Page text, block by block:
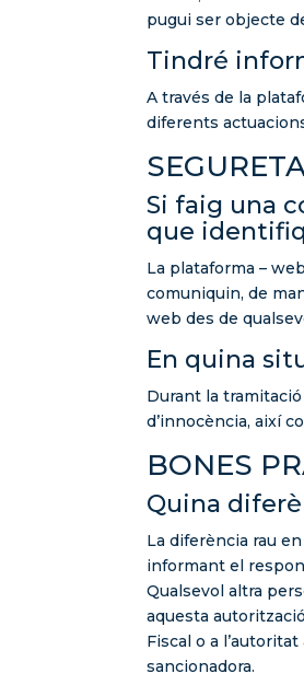
pugui ser objecte
Tindré
A través de la
diferents
Si faig una
que
La plataforma –
comuniquin, de
web des de
En quina
Durant la
d’innocència, així
BONES
Quina
La diferència rau
informant el
Qualsevol altra
aquesta
Fiscal o a
sancionadora.